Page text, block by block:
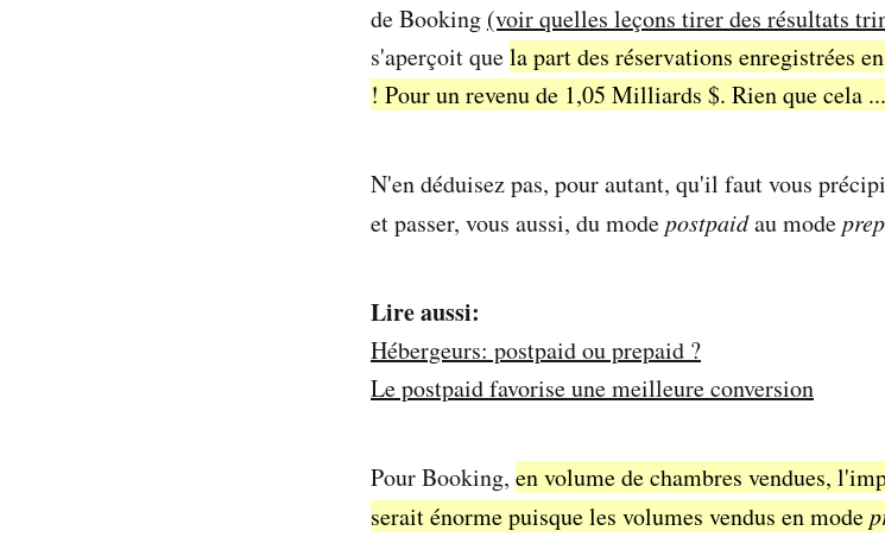
de Booking (voir quelles leçons tirer des résultats
s'aperçoit quela part des réservations enregistrées
! Pour un revenu de 1,05 Milliards $. Rien que cela ...
N'en déduisez pas, pour autant, qu'il faut vous
et passer, vous aussi, du modepostpaidau mode
Lire aussi:
Hébergeurs: postpaid ou prepaid ?
Le postpaid favorise une meilleure conversion
Pour Booking, en volume de chambres vendues,
serait énorme puisque les volumes vendus en mode